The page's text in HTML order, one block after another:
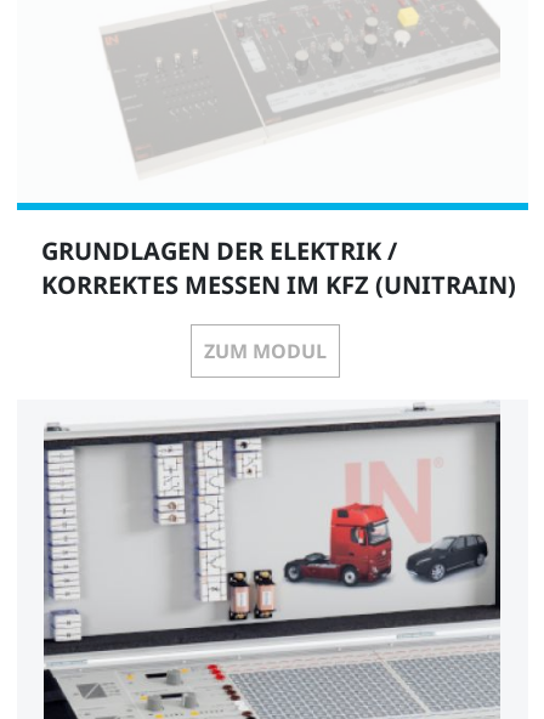
GRUNDLAGEN DER ELEKTRIK /
KORREKTES MESSEN IM KFZ (UNITRAIN)
ZUM MODUL